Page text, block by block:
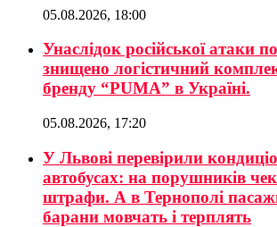
05.08.2026, 18:00
Унаслідок російської атаки
знищено логістичний
бренду “PUMA” в Україні.
05.08.2026, 17:20
У Львові перевірили
автобусах: на порушників
штрафи. А в Тернополі
барани мовчать і терплять